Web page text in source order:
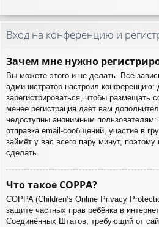
Вход на конференцию и
Зачем мне нужно
Вы можете этого и не делать. Всё
администратор настроил
зарегистрироваться, чтобы размещать
менее регистрация даёт вам
недоступны анонимным
отправка email-сообщений, участие в
займёт у вас всего пару минут,
сделать.
Что такое COPPA?
COPPA (Children’s Online Privacy
защите частных прав ребёнка в
Соединённых Штатов, требующий от